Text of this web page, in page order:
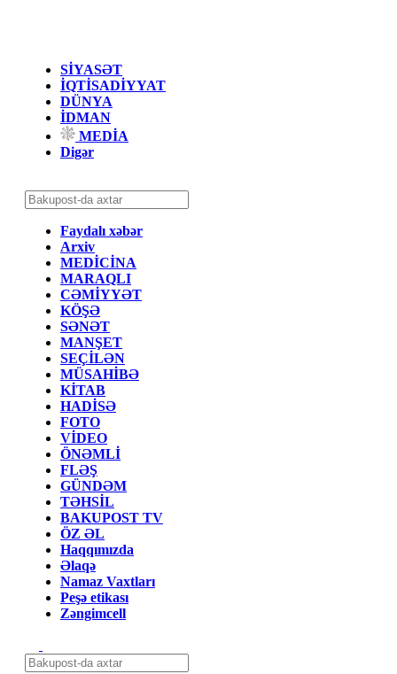
SİYASƏT
İQTİSADİYYAT
DÜNYA
İDMAN
MEDİA
Digər
Faydalı xəbər
Arxiv
MEDİCİNA
MARAQLI
CƏMİYYƏT
KÖŞƏ
SƏNƏT
MANŞET
SEÇİLƏN
MÜSAHİBƏ
KİTAB
HADİSƏ
FOTO
VİDEO
ÖNƏMLİ
FLƏŞ
GÜNDƏM
TƏHSİL
BAKUPOST TV
ÖZ ƏL
Haqqımızda
Əlaqə
Namaz Vaxtları
Peşə etikası
Zəngimcell